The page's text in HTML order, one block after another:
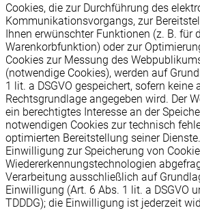
Cookies, die zur Durchführung des
Kommunikationsvorgangs, zur
Ihnen erwünschter Funktionen (z. B. für
Warenkorbfunktion) oder zur
Cookies zur Messung des
(notwendige Cookies), werden auf
1 lit. a DSGVO gespeichert, sofern keine
Rechtsgrundlage angegeben wird. Der
ein berechtigtes Interesse an der
notwendigen Cookies zur technisch
optimierten Bereitstellung seiner
Einwilligung zur Speicherung von
Wiedererkennungstechnologien
Verarbeitung ausschließlich auf
Einwilligung (Art. 6 Abs. 1 lit. a DSGVO
TDDDG); die Einwilligung ist jederzeit